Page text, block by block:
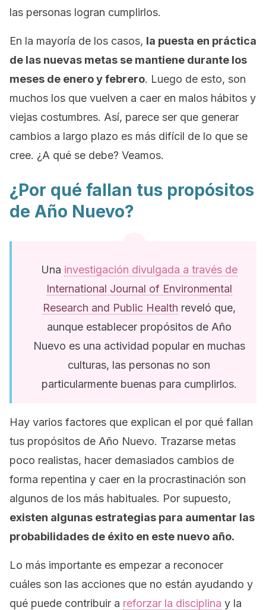
las personas logran cumplirlos.
En la mayoría de los casos, la puesta en práctica
de las nuevas metas se mantiene durante los
meses de enero y febrero. Luego de esto, son
muchos los que vuelven a caer en malos hábitos y
viejas costumbres. Así, parece ser que generar
cambios a largo plazo es más difícil de lo que se
cree. ¿A qué se debe? Veamos.
¿Por qué fallan tus propósitos
de Año Nuevo?
Una investigación divulgada a través de
International Journal of Environmental
Research and Public Health reveló que,
aunque establecer propósitos de Año
Nuevo es una actividad popular en muchas
culturas, las personas no son
particularmente buenas para cumplirlos.
Hay varios factores que explican el por qué fallan
tus propósitos de Año Nuevo. Trazarse metas
poco realistas, hacer demasiados cambios de
forma repentina y caer en la procrastinación son
algunos de los más habituales. Por supuesto,
existen algunas estrategias para aumentar las
probabilidades de éxito en este nuevo año.
Lo más importante es empezar a reconocer
cuáles son las acciones que no están ayudando y
qué puede contribuir a reforzar la disciplina y la